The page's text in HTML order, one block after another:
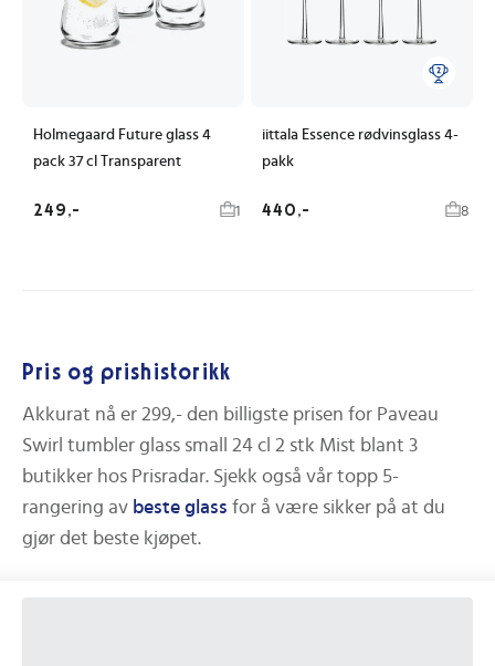
Holmegaard Future glass 4
pack 37 cl Transparent
249,- 1
iittala Essence rødvinsglass 4-
pakk
440,- 8
Pris og prishistorikk
Akkurat nå er 299,- den billigste prisen for Paveau
Swirl tumbler glass small 24 cl 2 stk Mist blant 3
butikker hos Prisradar. Sjekk også vår topp 5-
rangering av beste glass for å være sikker på at du
gjør det beste kjøpet.